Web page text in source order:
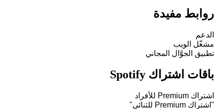
روابط مفيدة
الدعم
مشغّل الويب
تطبيق الجوَّال المجاني
باقات اشتراك Spotify
اشتراك Premium للأفراد
"اشتراك Premium للثنائي"